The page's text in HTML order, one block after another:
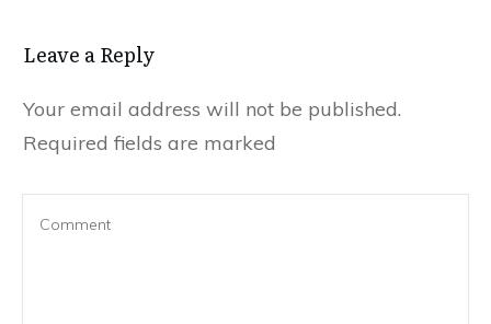
Leave a Reply
Your email address will not be published.
Required fields are marked